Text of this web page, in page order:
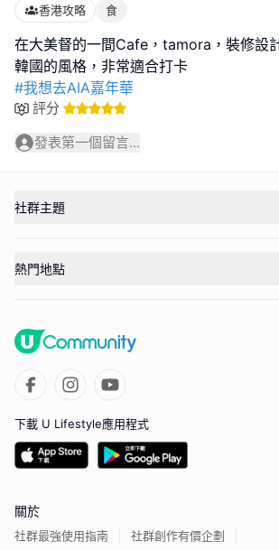
香港攻略 食
在大美督的一間Cafe，tamora，裝修設
#我想去AIA嘉年華
評分
發表第一個留言...
社群主題
熱門地點
下載 U Lifestyle應用程式
關於
社群最強使用指南 社群創作有價企劃